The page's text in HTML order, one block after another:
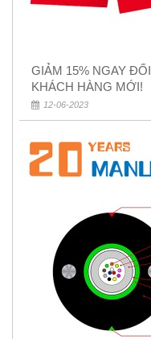
GIẢM 15% NGAY
KHÁCH HÀNG MỚI!
12-06-2023